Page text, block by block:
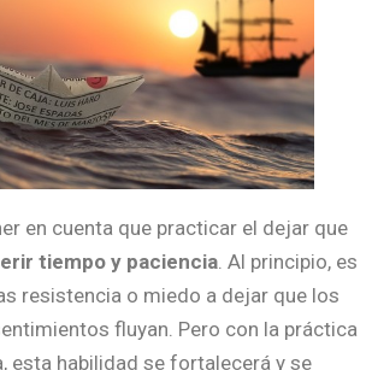
en cuenta que practicar el dejar que
tiempo y paciencia . Al principio, es
resistencia o miedo a dejar que los
fluyan. Pero con la práctica
esta habilidad se fortalecerá y se